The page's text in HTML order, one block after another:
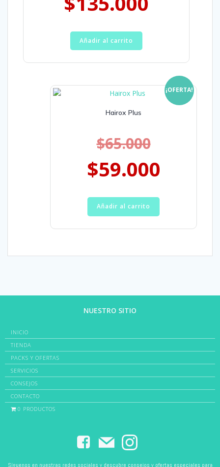
Añadir al carrito
¡OFERTA!
Hairox Plus
$65.000
$59.000
Añadir al carrito
NUESTRO SITIO
INICIO
TIENDA
PACKS Y OFERTAS
SERVICIOS
CONSEJOS
CONTACTO
0 PRODUCTOS
Síguenos en nuestras redes sociales y descubre consejos y ofertas especiales para